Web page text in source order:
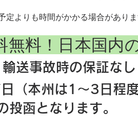
よりも時間がかかる場合がありま
無料！日本国内
送事故時の保証なし
（本州は1～3日程度
投函となります。